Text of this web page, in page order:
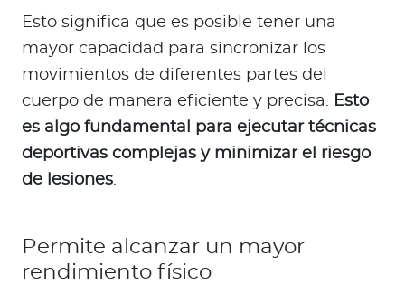
Esto significa que es posible tener una
mayor capacidad para sincronizar los
movimientos de diferentes partes del
cuerpo de manera eficiente y precisa. Esto
es algo fundamental para ejecutar técnicas
deportivas complejas y minimizar el riesgo
de lesiones.
Permite alcanzar un mayor
rendimiento físico